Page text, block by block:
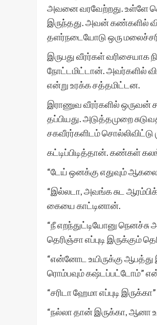
அவனை வரவேற்றது. உள்ளே
இருந்தது. அவன் கண்களில்
தளர்நடையோடு ஒரு
இருபது வீரர்கள் வரிசையாக
நோட்டமிட்டான். அவர்களில்
என்று உரக்க சத்தமிட்டன.
இராணுவ வீரர்களில் ஒருவன்
தப்பியது. அடுத்தமுறை
சகவீரர்களிடம்
கட்டிப்பிடித்தான். கண்கள்
“டேய் ஒனக்கு எதுவும்
“இல்லடா, அவங்க சுட
கையை காட்டினான்.
“நீ எறந்துட்டியோனு
தெரிஞ்சா எப்புடி
“என்னோட உயிருக்கு ஆபத்து
ரொம்பவும் கஷ்டப்பட்டோம்”
“சரிடா ஹேமா எப்புடி இருக்கா”
“நல்லா தான் இருக்கா, ஆனா